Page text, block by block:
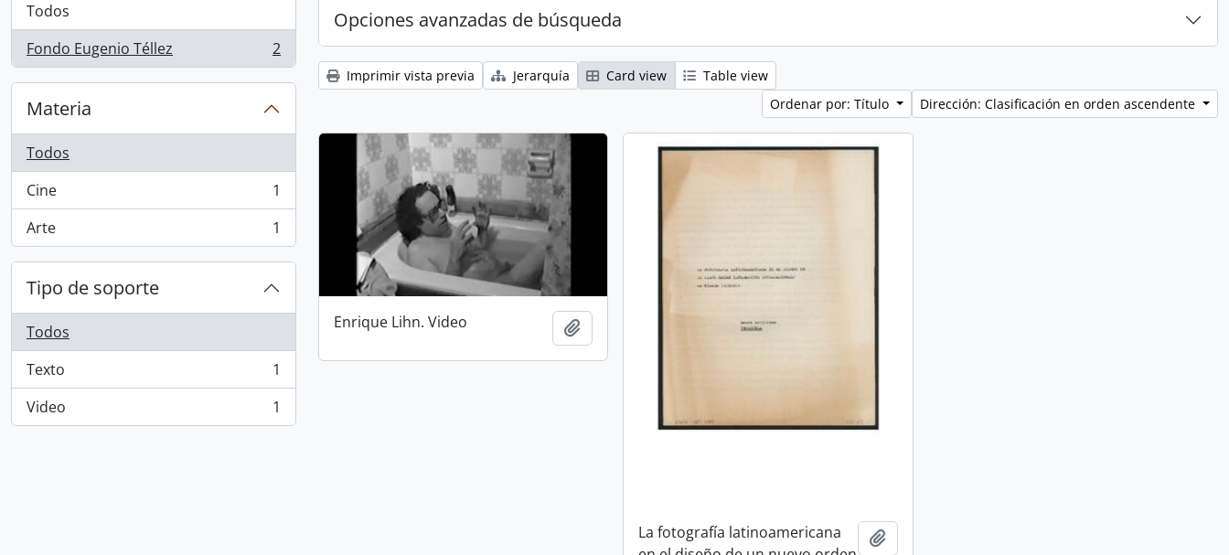
Todos
Fondo Eugenio Téllez
, 2 resultados 2
Materia
Todos
Cine
, 1 resultados
1
Arte
, 1 resultados 1
Tipo de soporte
Todos
Texto
, 1 resultados
1
Video
, 1 resultados 1
Opciones avanzadas de búsqueda
Imprimir vista previa Jerarquía Card view
Table view
Ordenar por: Título
Dirección: Clasificación en orden ascendente
Enrique Lihn. Video
La fotografía latinoamericana
Añadir al portapapeles